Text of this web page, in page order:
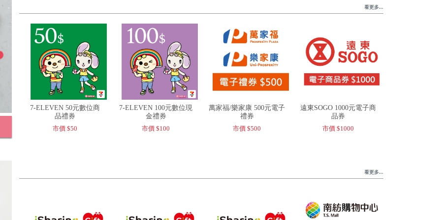
7-ELEVEN 50元數位商
品禮券
市價 $50
7-ELEVEN 100元數位現
金禮券
市價 $100
萬家福/樂家康 500元電子
禮券
市價 $500
遠東SOGO 1000元電子商
品券
市價 $1000
看更多...
看更多...